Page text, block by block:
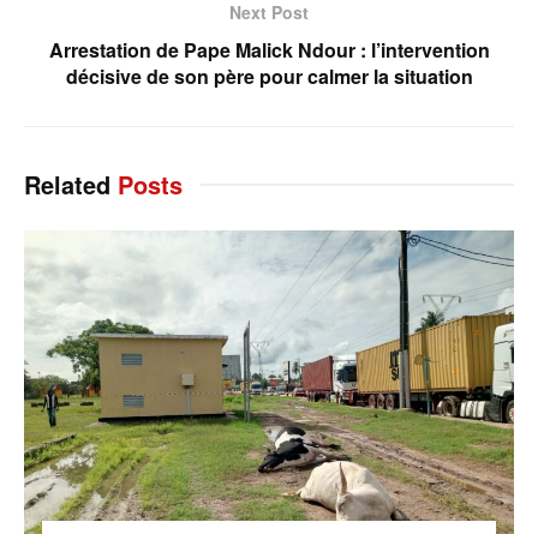
Next Post
Arrestation de Pape Malick Ndour : l’intervention
décisive de son père pour calmer la situation
Related Posts